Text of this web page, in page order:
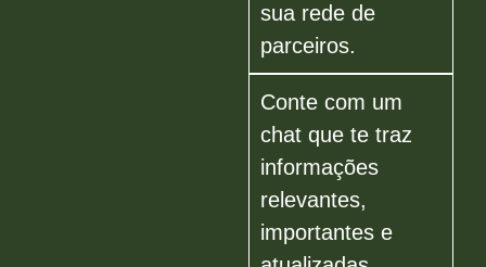
sua rede de
parceiros.
Conte com um
chat que te traz
informações
relevantes,
importantes e